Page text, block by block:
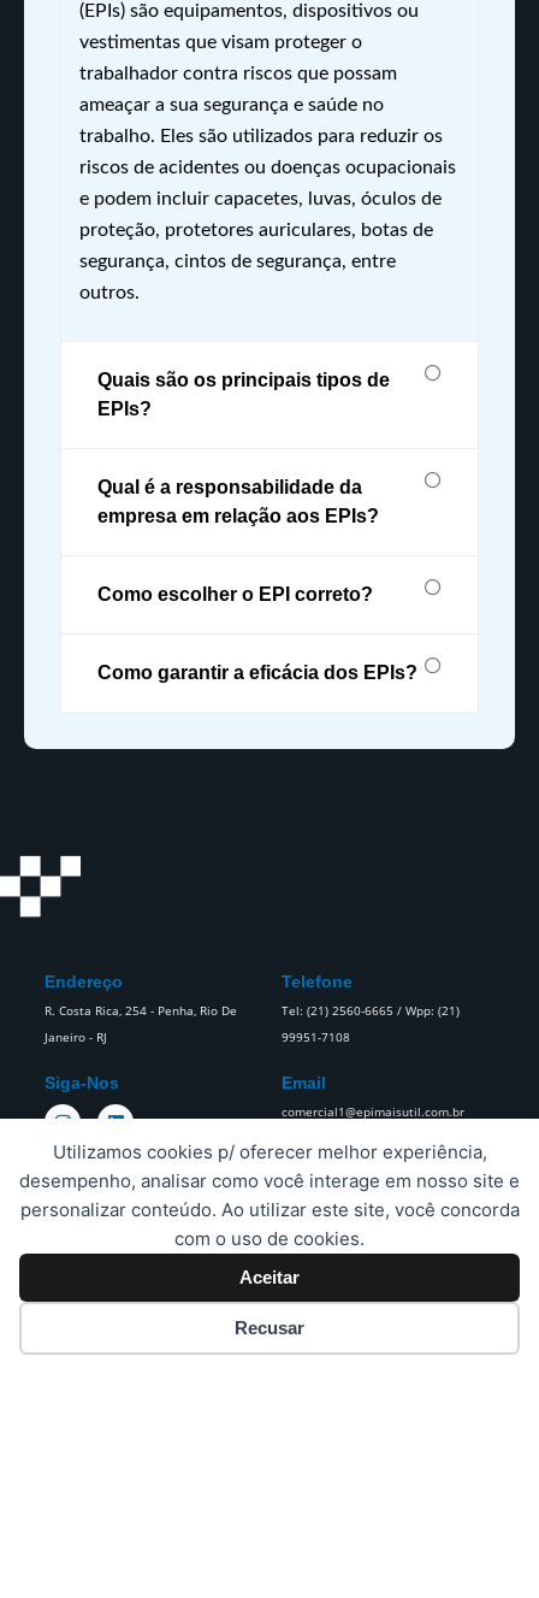
Utilizamos cookies p/ oferecer melhor experiência,
desempenho, analisar como você interage em nosso site e
personalizar conteúdo. Ao utilizar este site, você concorda
com o uso de cookies.
Aceitar
Recusar
(EPIs) são equipamentos, dispositivos ou
vestimentas que visam proteger o
trabalhador contra riscos que possam
ameaçar a sua segurança e saúde no
trabalho. Eles são utilizados para reduzir os
riscos de acidentes ou doenças ocupacionais
e podem incluir capacetes, luvas, óculos de
proteção, protetores auriculares, botas de
segurança, cintos de segurança, entre
outros.
Quais são os principais tipos de
EPIs?
Qual é a responsabilidade da
empresa em relação aos EPIs?
Como escolher o EPI correto?
Como garantir a eficácia dos EPIs?
Estamos Sempre Prontos Para
Todas As Suas Necessidades.​
Proteja A Sua Empresa E Os Seus Funcionários Da Cabeça Aos Pés.
Endereço
R. Costa Rica, 254 - Penha, Rio De
Janeiro - RJ
Telefone
Tel: (21) 2560-6665 / Wpp: (21)
99951-7108
Siga-Nos
I
s
a
g
r
m
L
n
e
d
i
Email
comercial1@epimaisutil.com.br